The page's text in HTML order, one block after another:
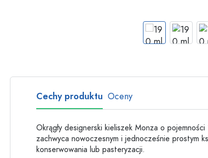
Cechy produktu Oceny
Okrągły designerski kieliszek Monza o
zachwyca nowoczesnym i jednocześnie prostym
konserwowania lub pasteryzacji.